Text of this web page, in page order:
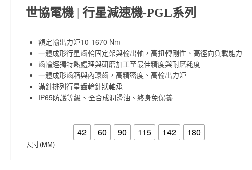
世協電機 | 行星減速機-PGL系列
額定輸出力矩10-1670 Nm
一體成形行星齒輪固定架與輸出軸，高扭轉剛性、高徑向負載能力
齒輪經獨特熱處理與研磨加工至最佳精度與耐磨耗度
一體成形齒箱與內環齒，高精密度、高輸出力矩
滿針排列行星齒輪針狀軸承
IP65防護等級、全合成潤滑油、終身免保養
尺寸(MM)
42 60 90 115 142 180